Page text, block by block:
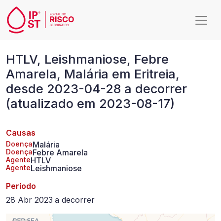
Passar para o conteúdo principal
Leishmaniose,
Febre
Amarela,
Malária
em
Eritreia,
desde
2023-
04-
28
HTLV, Leishmaniose, Febre
Amarela, Malária em Eritreia,
desde 2023-04-28 a decorrer
(atualizado em 2023-08-17)
Causas
DoençaMalária
DoençaFebre Amarela
AgenteHTLV
AgenteLeishmaniose
Período
28 Abr 2023 a decorrer